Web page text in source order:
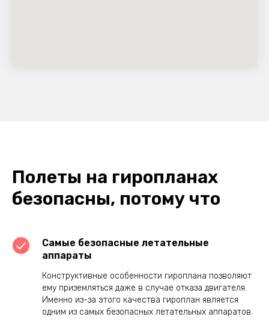
Полеты на гиропланах
безопасны, потому что
Самые безопасные летательные
аппараты
Конструктивные особенности гироплана позволяют
ему приземляться даже в случае отказа двигателя.
Именно из-за этого качества гироплан является
одним из самых безопасных летательных аппаратов.